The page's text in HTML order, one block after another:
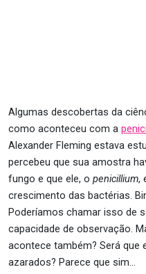
Algumas descobertas da
como aconteceu com a
Alexander Fleming estava
percebeu que sua amostra
fungo e que ele, o penicillium,
crescimento das bactérias.
Poderíamos chamar isso de
capacidade de observação.
acontece também? Será
azarados? Parece que sim…